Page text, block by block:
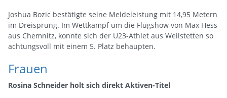
Joshua Bozic bestätigte seine Meldeleistung mit 14,95 Metern
im Dreisprung. Im Wettkampf um die Flugshow von Max Hess
aus Chemnitz, konnte sich der U23-Athlet aus Weilstetten so
achtungsvoll mit einem 5. Platz behaupten.
Frauen
Rosina Schneider holt sich direkt Aktiven-Titel